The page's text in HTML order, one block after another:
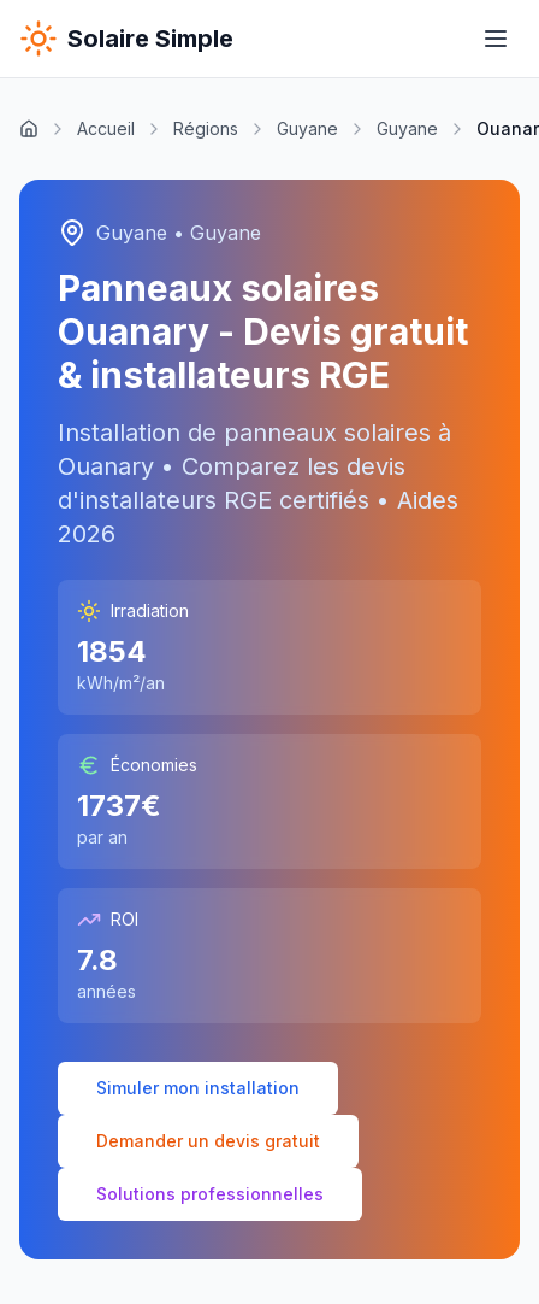
Solaire Simple
Accueil Régions Guyane Guyane
Guyane • Guyane
Panneaux solaires
Ouanary - Devis gratuit
& installateurs RGE
Installation de panneaux solaires à
Ouanary • Comparez les devis
d'installateurs RGE certifiés • Aides
2026
Irradiation
1854
kWh/m²/an
Économies
1737€
par an
ROI
7.8
années
Simuler mon installation
Demander un devis gratuit
Solutions professionnelles